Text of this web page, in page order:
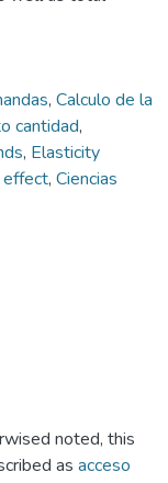
, Calculo de la
cantidad,
, Elasticity
effect, Ciencias
noted, this
as acceso